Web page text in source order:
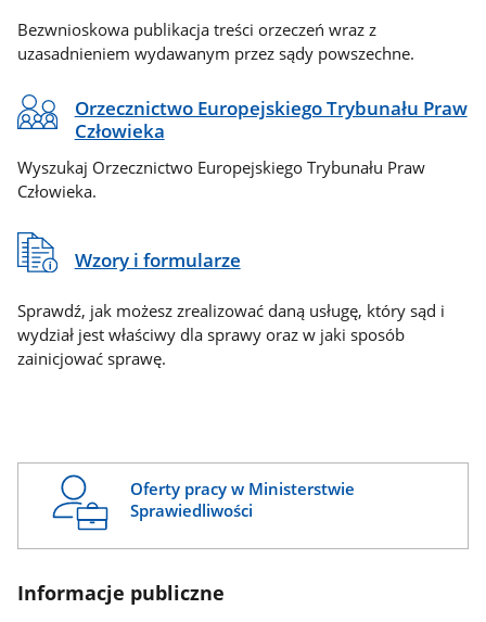
Bezwnioskowa publikacja treści orzeczeń wraz z
uzasadnieniem wydawanym przez sądy powszechne.
Orzecznictwo Europejskiego Trybunału Praw
Człowieka
Wyszukaj Orzecznictwo Europejskiego Trybunału Praw
Człowieka.
Wzory i formularze
Sprawdź, jak możesz zrealizować daną usługę, który sąd i
wydział jest właściwy dla sprawy oraz w jaki sposób
zainicjować sprawę.
Oferty pracy w Ministerstwie
Sprawiedliwości
Informacje publiczne